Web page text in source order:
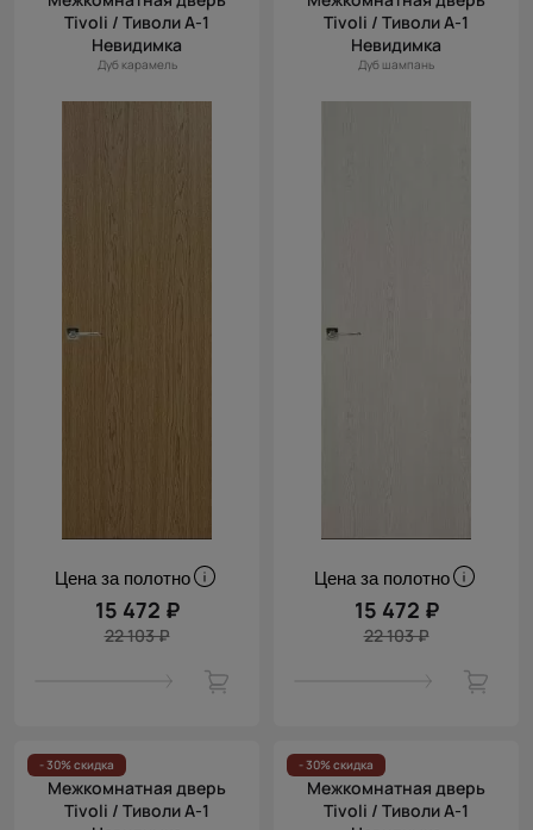
Tivoli / Тиволи А-1
Невидимка
Дуб карамель
Цена за полотно
15 472 ₽
22 103 ₽
Tivoli / Тиволи А-1
Невидимка
Дуб шампань
Цена за полотно
15 472 ₽
22 103 ₽
- 30% скидка
Межкомнатная дверь
Tivoli / Тиволи А-1
- 30% скидка
Межкомнатная дверь
Tivoli / Тиволи А-1